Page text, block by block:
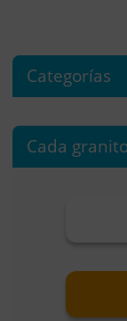
Categorías
Cada